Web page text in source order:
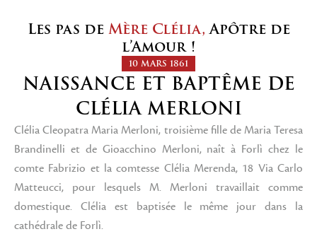
Les pas deMère Clélia,Apôtre de
l’Amour !
10 MARS 1861
NAISSANCE ET BAPTÊME DE
CLÉLIA MERLONI
Clélia Cleopatra Maria Merloni, troisième fille de Maria Teresa
Brandinelli et de Gioacchino Merloni, naît à Forlì chez le
comte Fabrizio et la comtesse Clélia Merenda, 18 Via Carlo
Matteucci, pour lesquels M. Merloni travaillait comme
domestique. Clélia est baptisée le même jour dans la
cathédrale de Forlì.